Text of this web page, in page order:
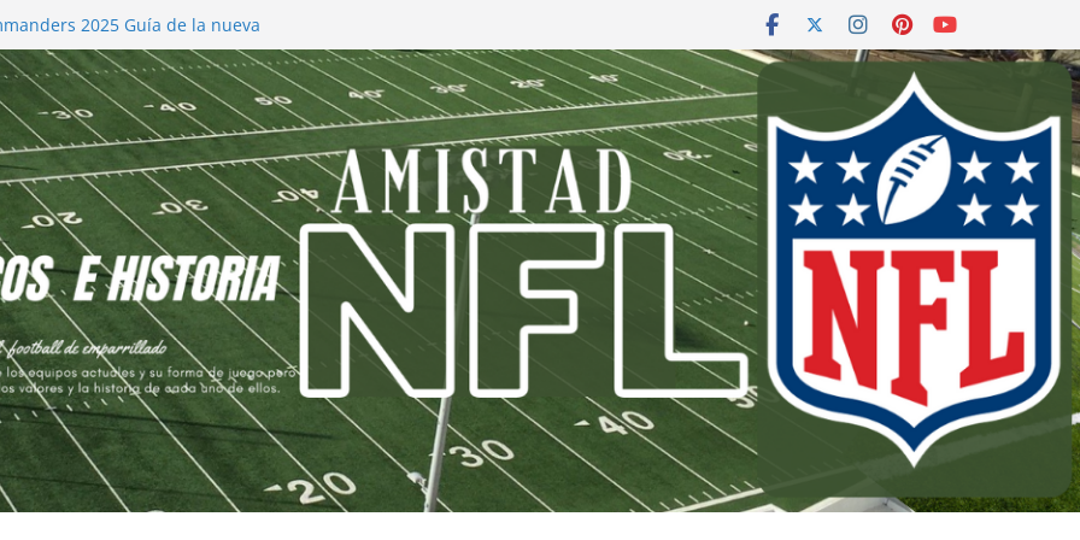
2025 Guía de la nueva
y Proyecciones.
2025 Cambios y Proyección de la
2025 Cambios y Proyección
2025
2025 Recomposición y Planificación de